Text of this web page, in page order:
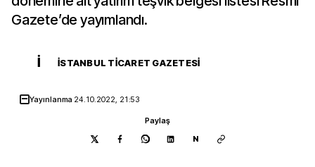
Gazete’de yayımlandı.
İ İSTANBUL TICARET GAZETESI
Yayınlanma 24.10.2022, 21:53
Paylaş
N